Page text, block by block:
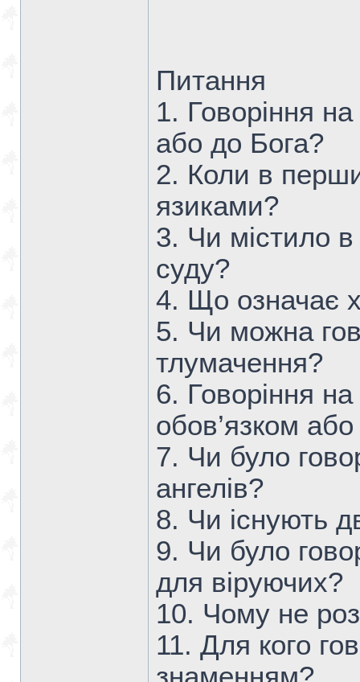
Питання
1. Говоріння
або до Бога?
2. Коли в
язиками?
3. Чи містило в
суду?
4. Що означає
5. Чи можна
тлумачення?
6. Говоріння
обов’язком
7. Чи було
ангелів?
8. Чи існують
9. Чи було
для віруючих?
10. Чому не
11. Для кого